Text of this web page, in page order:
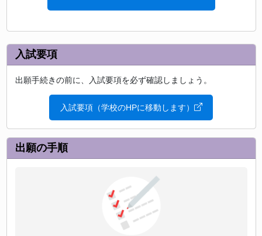
入試要項
出願手続きの前に、入試要項を必ず確認しましょう。
入試要項（学校のHPに移動します）
出願の手順